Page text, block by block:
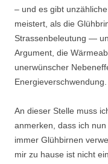
– und es gibt
meistert, als die
Strassenbeleutung —
Argument, die
unerwünscher
Energieverschwendung.
An dieser Stelle muss
anmerken, dass ich
immer Glühbirnen
mir zu hause ist nicht